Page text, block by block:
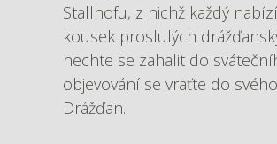
Stallhofu, z nichž každý
kousek proslulých
nechte se zahalit do
objevování se vraťte do
Drážďan.